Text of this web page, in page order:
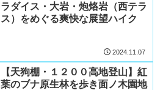
ラダイス・大岩・炮烙岩（西テラ
ス）をめぐる爽快な展望ハイク
2024.11.07
【天狗棚・１２００高地登山】紅
葉のブナ原生林を歩き面ノ木園地